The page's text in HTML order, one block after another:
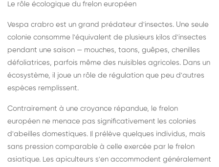
Le rôle écologique du frelon européen
Vespa crabro est un grand prédateur d'insectes. Une seule
colonie consomme l'équivalent de plusieurs kilos d'insectes
pendant une saison — mouches, taons, guêpes, chenilles
défoliatrices, parfois même des nuisibles agricoles. Dans un
écosystème, il joue un rôle de régulation que peu d'autres
espèces remplissent.
Contrairement à une croyance répandue, le frelon
européen ne menace pas significativement les colonies
d'abeilles domestiques. Il prélève quelques individus, mais
sans pression comparable à celle exercée par le frelon
asiatique. Les apiculteurs s'en accommodent généralement